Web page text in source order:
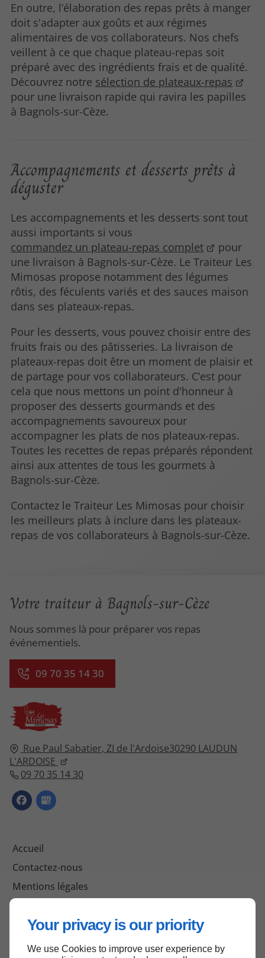
Your privacy is our priority
We use Cookies to improve user experience by
En outre, l’élaboration des repas prêts à manger
doit s'adapter aux goûts et aux régimes
alimentaires de vos collaborateurs. Nos chefs
veillent à ce que chaque plateau-repas soit
préparé avec des ingrédients frais et de qualité.
Découvrez notre sélection de plateaux-repas
pour une livraison rapide qui ravira les papilles
à Bagnols-sur-Cèze.
Accompagnements et desserts prêts à
déguster
Les accompagnements et les desserts sont tout
aussi importants si vous
commandez un plateau-repas complet
pour
une livraison à Bagnols-sur-Cèze. Le Traiteur Les
Mimosas propose notamment des légumes
rôtis, des féculents variés et des sauces maison
dans ses plateaux-repas.
Pour les desserts, vous pouvez choisir entre des
fruits frais ou des pâtisseries. La livraison de
plateaux-repas doit être un moment de plaisir et
de partage pour vos collaborateurs. C’est pour
cela que nous mettons un point d'honneur à
proposer des desserts gourmands et des
accompagnements savoureux pour
accompagner les plats de nos plateaux-repas.
Toutes les recettes de repas préparés répondent
ainsi aux attentes de tous les gourmets à
Bagnols-sur-Cèze.
Contactez le Traiteur Les Mimosas pour choisir
les meilleurs plats à inclure dans les plateaux-
repas de vos collaborateurs à Bagnols-sur-Cèze.
Rue Paul Sabatier, ZI de l'Ardoise30290 LAUDUN
L'ARDOISE
09 70 35 14 30
Accueil
Contactez-nous
Mentions légales
Votre traiteur à Bagnols-sur-Cèze
Nous sommes là pour préparer vos repas
événementiels.
09 70 35 14 30